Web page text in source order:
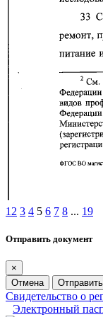
1 2 3 4 5 6 7 8 ... 19
Отправить документ
×
Отмена
Отправить
Свидетельство о
Электронный